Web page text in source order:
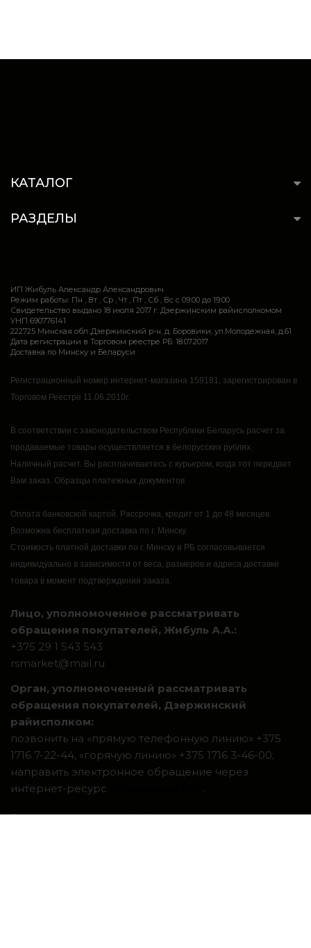
КАТАЛОГ
РАЗДЕЛЫ
ИП Жибуль Александр Александрович
Режим работы: Пн , Вт , Ср , Чт , Пт , Сб , Вс c 09:00 до 19:00
Свидетельство выдано 18 июля 2017 г. Дзержинским райисполкомом
УНП 690776141
222725 Минская обл.,Дзержинский р-н, д. Боровики, ул.Молодежная, д.61
Дата регистрации в Торговом реестре РБ: 18.07.2017
Доставка по Минску и Беларуси
Регистрационный номер интернет-магазина 159181, зарегистрирован в
Торговом Реестре 11.06.2010г.
В соответствии с законодательством Республики Беларусь расчет за
продаваемые товары осуществляется в белорусских рублях.
Наличный расчет. Вы расплачиваетесь с курьером, когда тот передает
Вам заказ. Образцы платежных документов
Оплата банковской картой. Рассрочка, кредит от 1 до 48 месяцев.
Возможна бесплатная доставка по г. Минску.
Стоимость платной доставки по г. Минску и РБ согласовывается
индивидуально в зависимости от веса, размеров и адреса доставки
товара в момент подтверждения заказа.
Лицо, уполномоченное рассматривать
обращения покупателей, Жибуль А.А.:
+375 29 1 543 543
rsmarket@mail.ru
Орган, уполномоченный рассматривать
обращения покупателей, Дзержинский
райисполком:
позвонить на «прямую телефонную линию» +375
1716 7-22-44, «горячую линию» +375 1716 3-46-00;
направить электронное обращение через
интернет-ресурс
.
Система интернет-магазинов beseller